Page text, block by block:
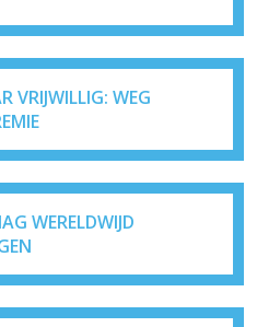
VRIJWILLIG: WEG
WERELDWIJD